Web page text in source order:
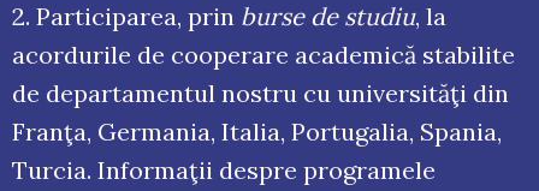
2. Participarea, prin burse de studiu, la
acordurile de cooperare academică stabilite
de departamentul nostru cu universităţi din
Franţa, Germania, Italia, Portugalia, Spania,
Turcia. Informaţii despre programele